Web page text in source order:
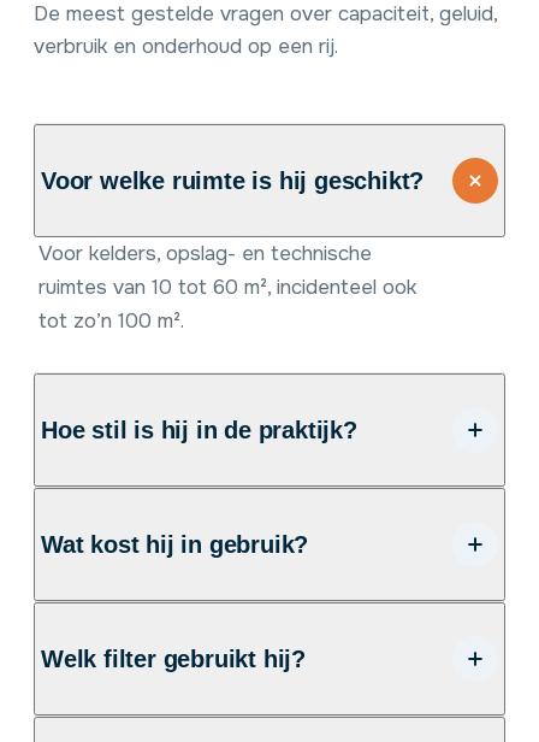
De meest gestelde vragen over capaciteit, geluid,
verbruik en onderhoud op een rij.
Voor welke ruimte is hij geschikt?
Voor kelders, opslag- en technische
ruimtes van 10 tot 60 m², incidenteel ook
tot zo’n 100 m².
Hoe stil is hij in de praktijk?
hoorbaar. Daardoor is hij minder geschikt
en opslagruimtes.
Wat kost hij in gebruik?
Voorbeeld bij 4 uur gebruik:
Welk filter gebruikt hij?